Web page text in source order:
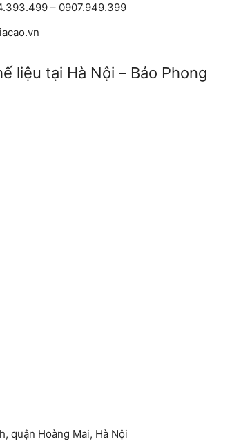
– 0907.949.399
liệu tại Hà Nội – Bảo Phong
quận Hoàng Mai, Hà Nội